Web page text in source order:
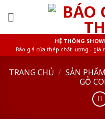
HỆ THỐNG
Báo giá cửa thép chất lượng - giá
TRANG CHỦ / SẢN PHẨM
GỖ